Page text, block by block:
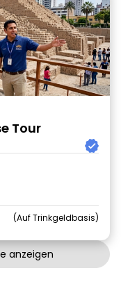
Tour
Auf Trinkgeldbasis
anzeigen